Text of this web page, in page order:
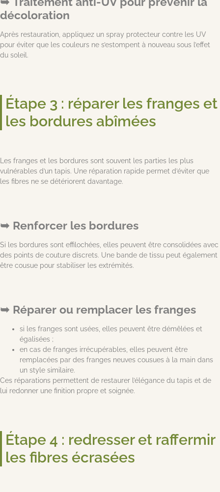
décoloration
Après restauration, appliquez un spray protecteur contre les UV
pour éviter que les couleurs ne s’estompent à nouveau sous l’effet
du soleil.
Étape 3 : réparer les franges et
les bordures abîmées
Les franges et les bordures sont souvent les parties les plus
vulnérables d’un tapis. Une réparation rapide permet d’éviter que
les fibres ne se détériorent davantage.
Renforcer les bordures
Si les bordures sont effilochées, elles peuvent être consolidées avec
des points de couture discrets. Une bande de tissu peut également
être cousue pour stabiliser les extrémités.
Réparer ou remplacer les franges
si les franges sont usées, elles peuvent être démêlées et
égalisées ;
en cas de franges irrécupérables, elles peuvent être
remplacées par des franges neuves cousues à la main dans
un style similaire.
Ces réparations permettent de restaurer l’élégance du tapis et de
lui redonner une finition propre et soignée.
Étape 4 : redresser et raffermir
les fibres écrasées